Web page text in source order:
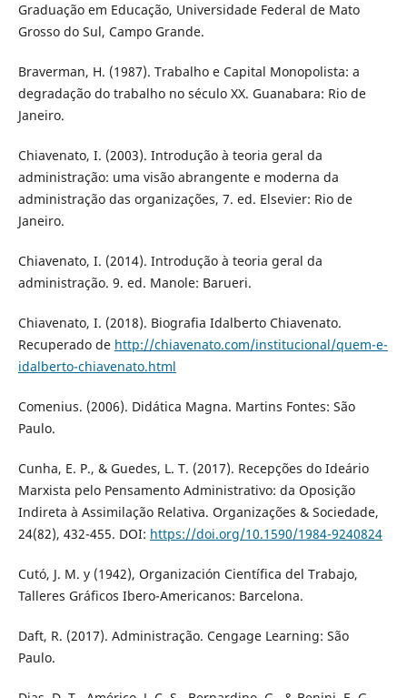
Graduação em Educação, Universidade Federal de Mato
Grosso do Sul, Campo Grande.
Braverman, H. (1987). Trabalho e Capital Monopolista: a
degradação do trabalho no século XX. Guanabara: Rio de
Janeiro.
Chiavenato, I. (2003). Introdução à teoria geral da
administração: uma visão abrangente e moderna da
administração das organizações, 7. ed. Elsevier: Rio de
Janeiro.
Chiavenato, I. (2014). Introdução à teoria geral da
administração. 9. ed. Manole: Barueri.
Chiavenato, I. (2018). Biografia Idalberto Chiavenato.
Recuperado de http://chiavenato.com/institucional/quem-e-
idalberto-chiavenato.html
Comenius. (2006). Didática Magna. Martins Fontes: São
Paulo.
Cunha, E. P., & Guedes, L. T. (2017). Recepções do Ideário
Marxista pelo Pensamento Administrativo: da Oposição
Indireta à Assimilação Relativa. Organizações & Sociedade,
24(82), 432-455. DOI: https://doi.org/10.1590/1984-9240824
Cutó, J. M. y (1942), Organización Científica del Trabajo,
Talleres Gráficos Ibero-Americanos: Barcelona.
Daft, R. (2017). Administração. Cengage Learning: São
Paulo.